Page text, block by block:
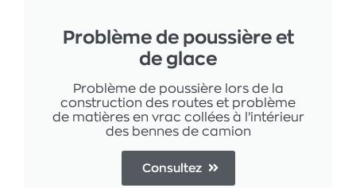
Problème de poussière et
de glace
Problème de poussière lors de la
construction des routes et problème
de matières en vrac collées à l’intérieur
des bennes de camion
Consultez